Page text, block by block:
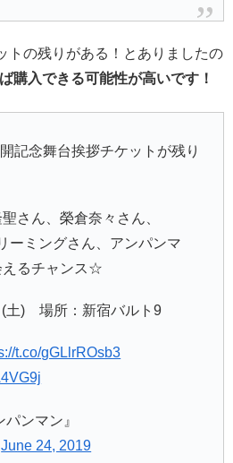
トの残りがある！とありましたの
購入できる可能性が高いです！
記念舞台挨拶チケットが残り
さん、榮倉奈々さん、
ーミングさん、アンパンマ
えるチャンス☆
(土) 場所：新宿バルト9
t.co/gGLlrROsb3
ンマン』
June 24, 2019